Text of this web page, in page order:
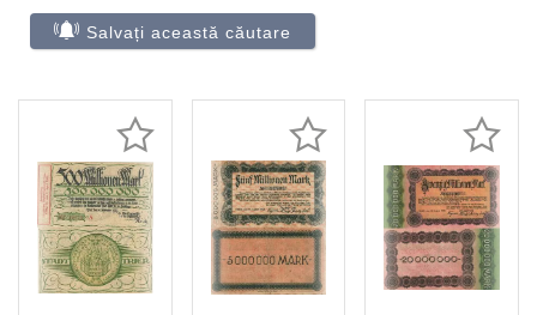
Salvați această căutare